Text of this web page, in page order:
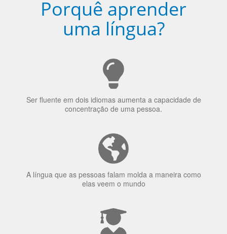
Porquê aprender
uma língua?
Ser fluente em dois idiomas aumenta a capacidade de
concentração de uma pessoa.
A língua que as pessoas falam molda a maneira como
elas veem o mundo